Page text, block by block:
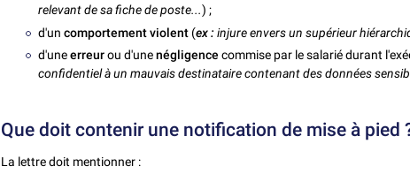
relevant de sa fiche de poste...) ;
d'uncomportement violent (ex :injure envers un supérieur
d'uneerreurou d'unenégligence commise par le salarié durant
confidentiel à un mauvais destinataire contenant des données
Que doit contenir une notification de mise à pied
La lettre doit mentionner :